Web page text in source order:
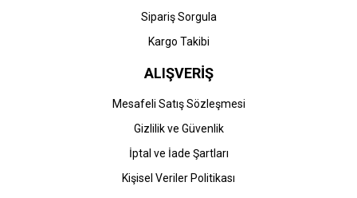
Sipariş Sorgula
Kargo Takibi
ALIŞVERİŞ
Mesafeli Satış Sözleşmesi
Gizlilik ve Güvenlik
İptal ve İade Şartları
Kişisel Veriler Politikası